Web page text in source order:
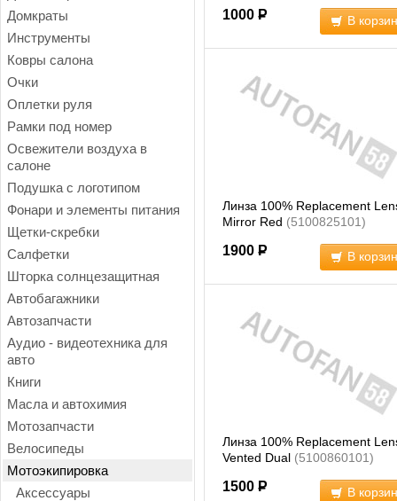
Домкраты
Инструменты
Ковры салона
Очки
Оплетки руля
Рамки под номер
Освежители воздуха в
салоне
Подушка с логотипом
Фонари и элементы питания
Щетки-скребки
Салфетки
Шторка солнцезащитная
Автобагажники
Автозапчасти
Аудио - видеотехника для
авто
Книги
Масла и автохимия
Мотозапчасти
Велосипеды
Мотоэкипировка
Аксессуары
1000 Р В
Линза 100% Replacement
Mirror Red (5100825101)
1900 Р В
Линза 100% Replacement
Vented Dual (5100860101)
1500 Р В